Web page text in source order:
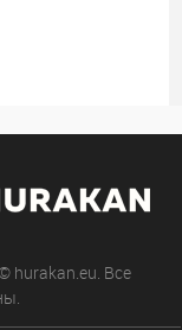
hurakan.eu. Все